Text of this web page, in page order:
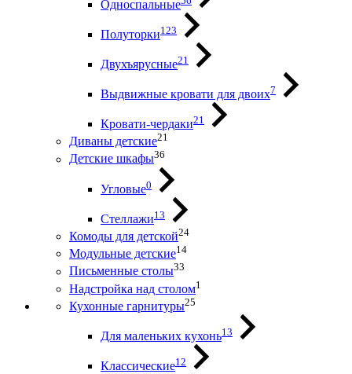
Односпальные
Полуторки123
Двухъярусные21
Выдвижные кровати для двоих7
Кровати-чердаки21
Диваны детские21
Детские шкафы36
Угловые0
Стеллажи13
Комоды для детской24
Модульные детские14
Письменные столы33
Надстройка над столом1
Кухонные гарнитуры25
Для маленьких кухонь13
Классические12